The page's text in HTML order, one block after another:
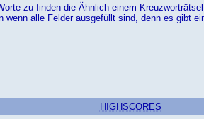
zu finden die Ähnlich einem
wenn alle Felder ausgefüllt sind, denn es gibt
HIGHSCORES